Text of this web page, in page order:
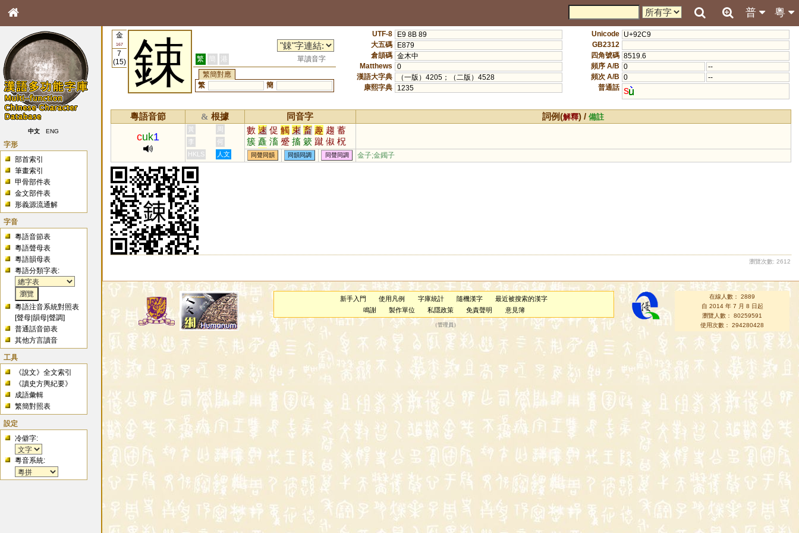
粵
普
中文 ENG
字形
部首索引
筆畫索引
甲骨部件表
金文部件表
形義源流通解
字音
粵語音節表
粵語聲母表
粵語韻母表
粵語分類字表:
粵語注音系統對照表
[聲母 |韻母 |聲調]
普通話音節表
其他方言讀音
工具
《說文》全文索引
《讀史方輿紀要》
成語彙輯
繁簡對照表
設定
冷僻字:
粵音系統:
金
167
7
(15)
鋉 繁 簡 港
單讀音字
繁簡對應
繁
簡
UTF-8
E9 8B 89
大五碼
E879
倉頡碼 金木中
Matthews
0
漢語大字典
（一版）4205；（二版）4528
康熙字典
1235
Unicode U+92C9
GB2312
四角號碼 8519.6
頻序 A/B 0
--
頻次 A/B 0
--
普通話 s
粵語音節 & 根據 同音字 詞例(解釋) /備註
cuk1
黃 周 數 速 促 觸 束 畜 趣 趨 蓄
簇 矗 滀 蹙 搐 簌 蹴 俶 柷
觫 涑 諔 齪 亍 踧 鼀 憱 蔟
蔌 餗 瘯 斶 顣 齱 擉 欶 欻
李
何
HKLS
人文 同聲同韻 同韻同調 同聲同調 金子;金鐲子
瀏覽次數: 2612
新手入門 使用凡例 字庫統計 隨機漢字
最近被搜索的漢字
鳴謝
製作單位 私隱政策 免責聲明 意見簿
（管理員 ）
在線人數： 2889
自 2014 年 7 月 8 日起
瀏覽人數： 80259591
使用次數： 294280428